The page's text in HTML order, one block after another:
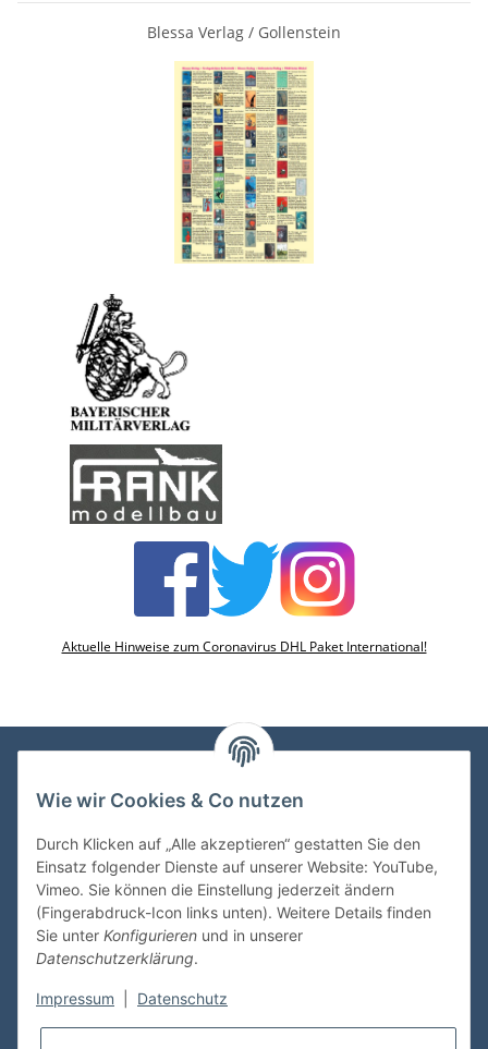
Blessa Verlag / Gollenstein
Aktuelle Hinweise zum Coronavirus DHL Paket International!
VDMedien24.de
Kasernenstraße 6-10
66482 Zweibrücken
Tel. 06332 72710
eMail: heinz.nickel@vdmedien.de
Wie wir Cookies & Co nutzen
Durch Klicken auf „Alle akzeptieren“ gestatten Sie den
Einsatz folgender Dienste auf unserer Website: YouTube,
Vimeo. Sie können die Einstellung jederzeit ändern
(Fingerabdruck-Icon links unten). Weitere Details finden
Sie unter Konfigurieren und in unserer
Datenschutzerklärung.
Impressum Datenschutz